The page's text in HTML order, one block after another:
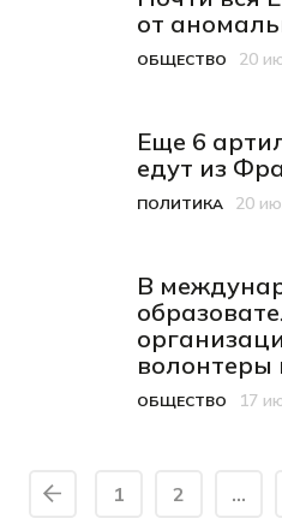
от
Категория
ОБЩЕСТВО
Дата 20
Еще 6
едут из
Категория
ПОЛИТИКА
Дата 20
В
Категория
ОБЩЕСТВО
Дата 17
1 2 …